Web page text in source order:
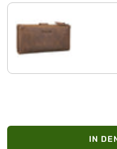
IN